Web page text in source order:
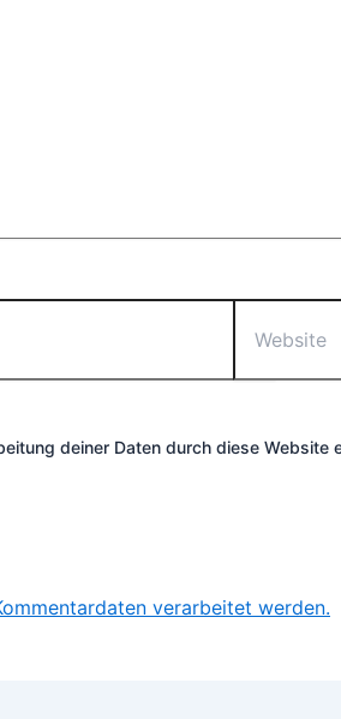
deiner Daten durch diese Website
verarbeitet werden.